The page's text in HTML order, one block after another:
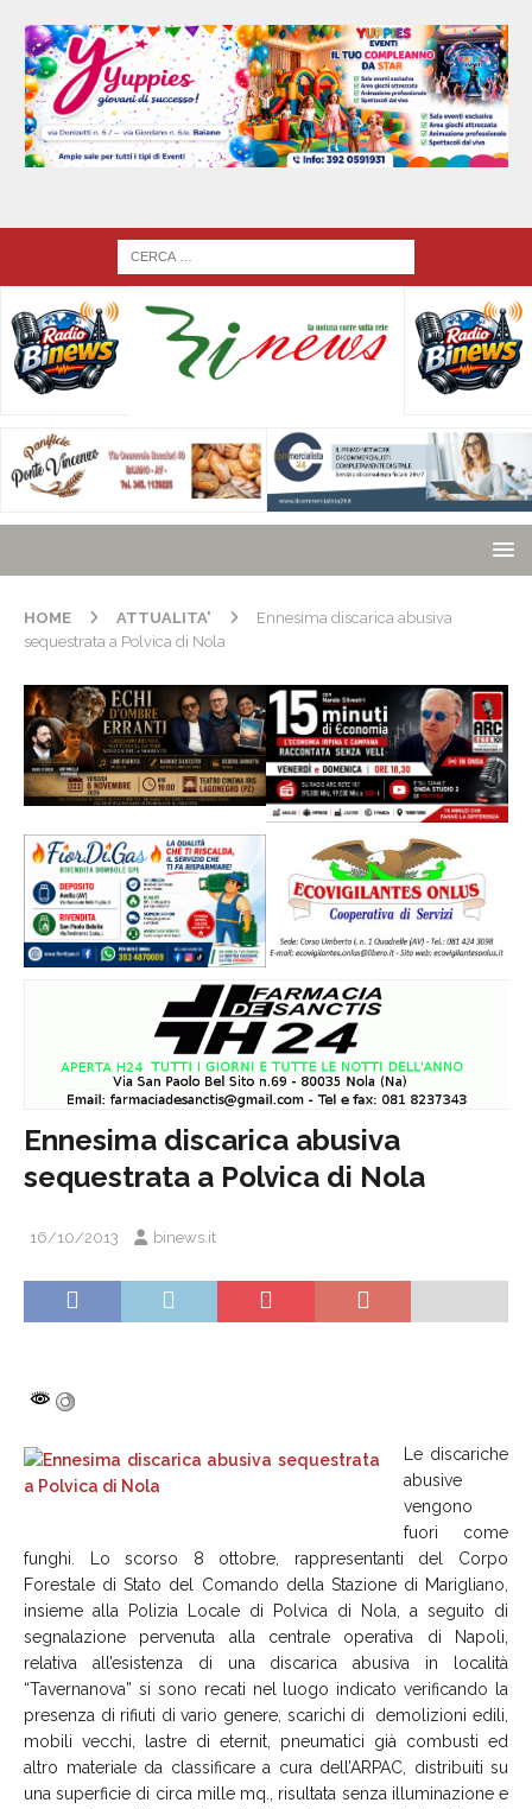
HOME ATTUALITA'
Ennesima discarica abusiva
sequestrata a Polvica di Nola
Ennesima discarica abusiva
sequestrata a Polvica di Nola
16/10/2013 binews.it
Le discariche
abusive
vengono
fuori come
funghi. Lo scorso 8 ottobre, rappresentanti del Corpo
Forestale di Stato del Comando della Stazione di Marigliano,
insieme alla Polizia Locale di Polvica di Nola, a seguito di
segnalazione pervenuta alla centrale operativa di Napoli,
relativa all’esistenza di una discarica abusiva in località
“Tavernanova” si sono recati nel luogo indicato verificando la
presenza di rifiuti di vario genere, scarichi di demolizioni edili,
mobili vecchi, lastre di eternit, pneumatici già combusti ed
altro materiale da classificare a cura dell’ARPAC, distribuiti su
una superficie di circa mille mq., risultata senza illuminazione e